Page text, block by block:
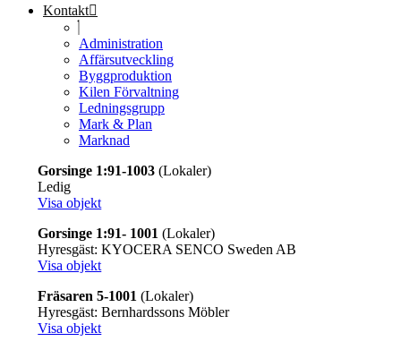
Kontakt
Administration
Affärsutveckling
Byggproduktion
Kilen Förvaltning
Ledningsgrupp
Mark & Plan
Marknad
Gorsinge 1:91-1003 (Lokaler)
Ledig
Visa objekt
Gorsinge 1:91- 1001 (Lokaler)
Hyresgäst: KYOCERA SENCO Sweden AB
Visa objekt
Fräsaren 5-1001 (Lokaler)
Hyresgäst: Bernhardssons Möbler
Visa objekt